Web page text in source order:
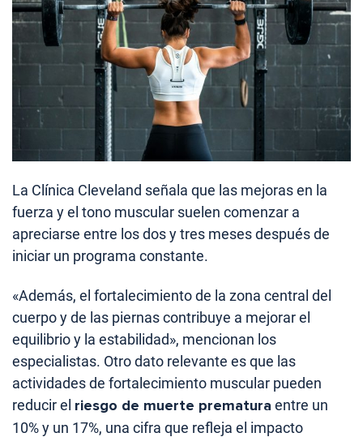
La Clínica Cleveland señala que las mejoras en la
fuerza y el tono muscular suelen comenzar a
apreciarse entre los dos y tres meses después de
iniciar un programa constante.
«Además, el fortalecimiento de la zona central del
cuerpo y de las piernas contribuye a mejorar el
equilibrio y la estabilidad», mencionan los
especialistas. Otro dato relevante es que las
actividades de fortalecimiento muscular pueden
reducir el riesgo de muerte prematura entre un
10% y un 17%, una cifra que refleja el impacto